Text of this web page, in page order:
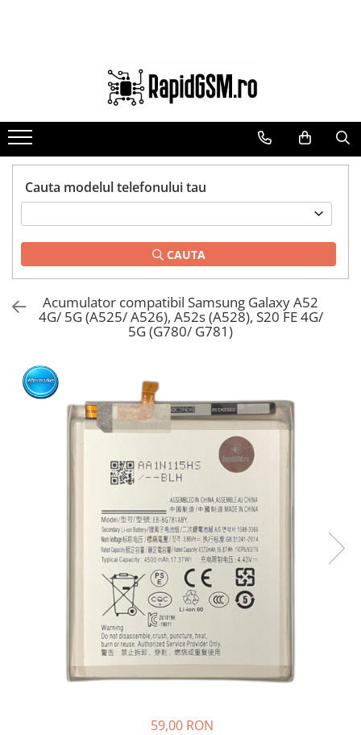
seria J
seria M
seria N(note)
seria S
Ecrane iPhone
Ecrane Huawei / Honor
Ecrane Xiaomi / Redmi
Ecrane Nokia
Ecrane Oppo / Realme
Ecrane Vivo
Folie protectie STICLA
Componente GSM
Cauta modelul telefonului tau
CAUTA
Acumulator compatibil Samsung Galaxy A52
4G/ 5G (A525/ A526), A52s (A528), S20 FE 4G/
5G (G780/ G781)
59,00 RON